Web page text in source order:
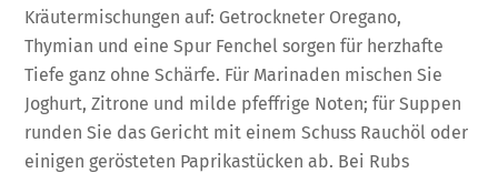
Kräutermischungen auf: Getrockneter Oregano,
Thymian und eine Spur Fenchel sorgen für herzhafte
Tiefe ganz ohne Schärfe. Für Marinaden mischen Sie
Joghurt, Zitrone und milde pfeffrige Noten; für Suppen
runden Sie das Gericht mit einem Schuss Rauchöl oder
einigen gerösteten Paprikastücken ab. Bei Rubs